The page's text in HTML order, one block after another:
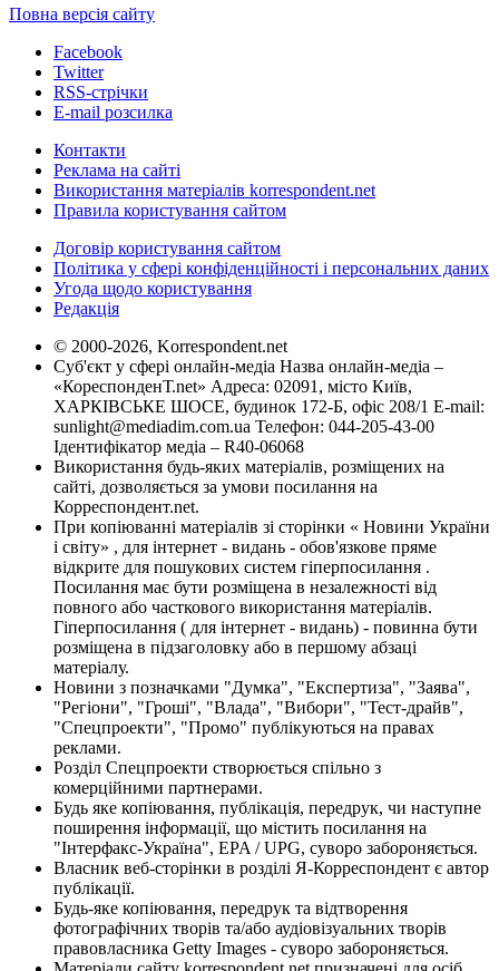
Повна версія сайту
Facebook
Twitter
RSS-стрічки
E-mail розсилка
Контакти
Реклама на сайті
Використання матеріалів korrespondent.net
Правила користування сайтом
Договір користування сайтом
Політика у сфері конфіденційності і персональних даних
Угода щодо користування
Редакція
© 2000-2026, Korrespondent.net
Суб'єкт у сфері онлайн-медіа Назва онлайн-медіа –
«КореспонденТ.net» Адреса: 02091, місто Київ,
ХАРКІВСЬКЕ ШОСЕ, будинок 172-Б, офіс 208/1 E-mail:
sunlight@mediadim.com.ua Телефон: 044-205-43-00
Ідентифікатор медіа – R40-06068
Використання будь-яких матеріалів, розміщених на
сайті, дозволяється за умови посилання на
Корреспондент.net.
При копіюванні матеріалів зі сторінки « Новини України
і світу» , для інтернет - видань - обов'язкове пряме
відкрите для пошукових систем гіперпосилання .
Посилання має бути розміщена в незалежності від
повного або часткового використання матеріалів.
Гіперпосилання ( для інтернет - видань) - повинна бути
розміщена в підзаголовку або в першому абзаці
матеріалу.
Новини з позначками "Думка", "Експертиза", "Заява",
"Регіони", "Гроші", "Влада", "Вибори", "Тест-драйв",
"Спецпроекти", "Промо" публікуються на правах
реклами.
Розділ Спецпроекти створюється спільно з
комерційними партнерами.
Будь яке копіювання, публікація, передрук, чи наступне
поширення інформації, що містить посилання на
"Інтерфакс-Україна", EPA / UPG, суворо забороняється.
Власник веб-сторінки в розділі Я-Корреспондент є автор
публікації.
Будь-яке копіювання, передрук та відтворення
фотографічних творів та/або аудіовізуальних творів
правовласника Getty Images - суворо забороняється.